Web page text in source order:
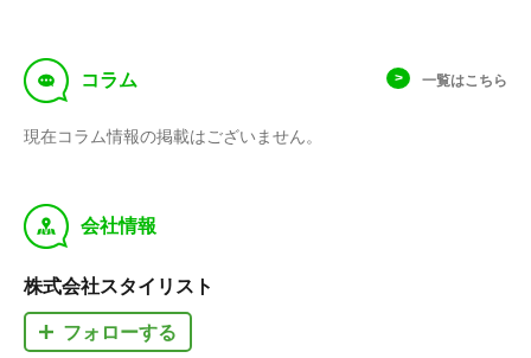
f コラム 一覧はこちら
現在コラム情報の掲載はございません。
y 会社情報
株式会社スタイリスト
フォローする